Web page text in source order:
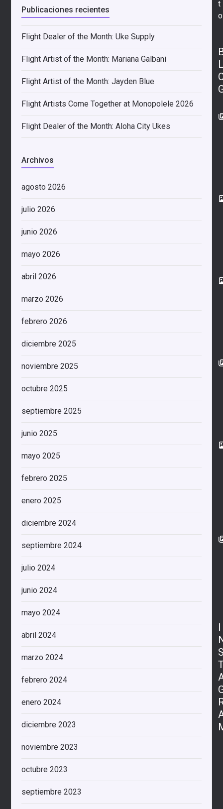
Publicaciones recientes
Flight Dealer of the Month: Uke Supply
Flight Artist of the Month: Mariana Galbani
Flight Artist of the Month: Jayden Blue
Flight Artists Come Together at Monopolele 2026
Flight Dealer of the Month: Aloha City Ukes
Archivos
agosto 2026
julio 2026
junio 2026
mayo 2026
abril 2026
marzo 2026
febrero 2026
diciembre 2025
noviembre 2025
octubre 2025
septiembre 2025
junio 2025
mayo 2025
febrero 2025
enero 2025
diciembre 2024
septiembre 2024
julio 2024
junio 2024
mayo 2024
abril 2024
marzo 2024
febrero 2024
enero 2024
diciembre 2023
noviembre 2023
octubre 2023
septiembre 2023
t
o
I